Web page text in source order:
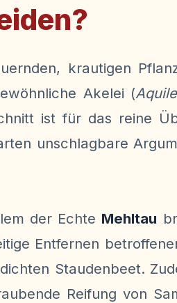
krautigen
Akelei (
ist für das reine
unschlagbare
der Echte Mehltau
Entfernen
Staudenbeet.
Reifung von